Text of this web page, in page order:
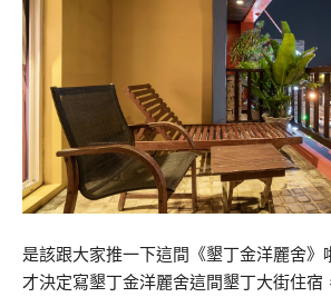
是該跟大家推一下這間《墾丁金洋麗舍》
才決定寫墾丁金洋麗舍這間墾丁大街住宿